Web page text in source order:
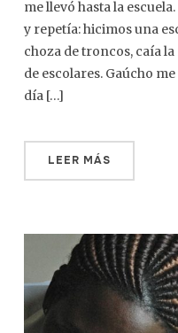
me llevó hasta la
y repetía: hicimos una
choza de troncos, caía
de escolares. Gaúcho
día […]
LEER MÁS